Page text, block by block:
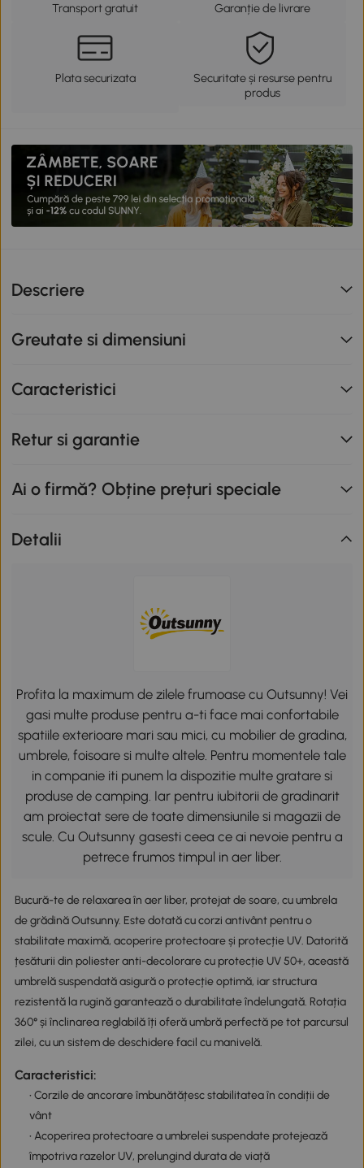
Transport gratuit Garanție de livrare
Plata securizata
Securitate și resurse pentru
produs
Descriere
Greutate si dimensiuni
Caracteristici
Retur si garantie
Ai o firmă? Obține prețuri speciale
Detalii
Profita la maximum de zilele frumoase cu Outsunny! Vei
gasi multe produse pentru a-ti face mai confortabile
spatiile exterioare mari sau mici, cu mobilier de gradina,
umbrele, foisoare si multe altele. Pentru momentele tale
in companie iti punem la dispozitie multe gratare si
produse de camping. Iar pentru iubitorii de gradinarit
am proiectat sere de toate dimensiunile si magazii de
scule. Cu Outsunny gasesti ceea ce ai nevoie pentru a
petrece frumos timpul in aer liber.
Bucură-te de relaxarea în aer liber, protejat de soare, cu umbrela
de grădină Outsunny. Este dotată cu corzi antivânt pentru o
stabilitate maximă, acoperire protectoare și protecție UV. Datorită
țesăturii din poliester anti-decolorare cu protecție UV 50+, această
umbrelă suspendată asigură o protecție optimă, iar structura
rezistentă la rugină garantează o durabilitate îndelungată. Rotația
360° și înclinarea reglabilă îți oferă umbră perfectă pe tot parcursul
zilei, cu un sistem de deschidere facil cu manivelă.
Caracteristici:
• Corzile de ancorare îmbunătățesc stabilitatea în condiții de
vânt
• Acoperirea protectoare a umbrelei suspendate protejează
împotriva razelor UV, prelungind durata de viață